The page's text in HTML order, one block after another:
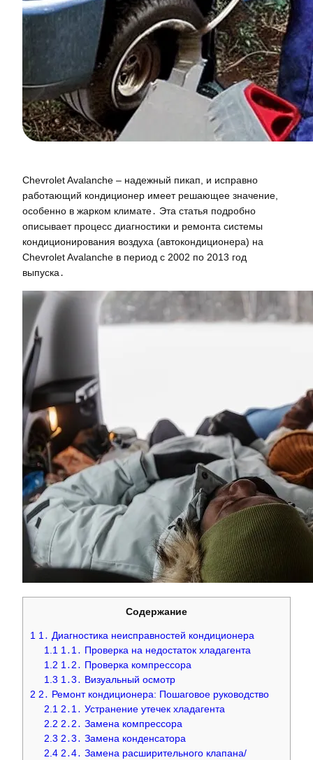
Chevrolet Avalanche – надежный пикап, и исправно
работающий кондиционер имеет решающее значение,
особенно в жарком климате․ Эта статья подробно
описывает процесс диагностики и ремонта системы
кондиционирования воздуха (автокондиционера) на
Chevrolet Avalanche в период с 2002 по 2013 год
выпуска․
Содержание
1 1․ Диагностика неисправностей кондиционера
1.1 1․1․ Проверка на недостаток хладагента
1.2 1․2․ Проверка компрессора
1.3 1․3․ Визуальный осмотр
2 2․ Ремонт кондиционера: Пошаговое руководство
2.1 2․1․ Устранение утечек хладагента
2.2 2․2․ Замена компрессора
2.3 2․3․ Замена конденсатора
2.4 2․4․ Замена расширительного клапана/